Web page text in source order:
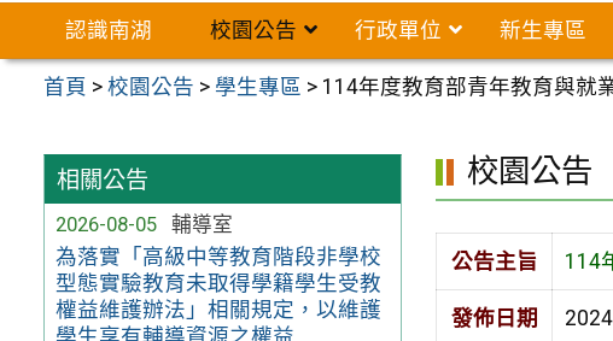
認識南湖 校園公告 行政單位 新生專區
首頁 >校園公告 > 學生專區 > 114年度教育部青年教育與就
相關公告
2026-08-05
輔導室
為落實「高級中等教育階段非學校
型態實驗教育未取得學籍學生受教
權益維護辦法」相關規定，以維護
學生享有輔導資源之權益
校園公告
公告主旨 114
發佈日期